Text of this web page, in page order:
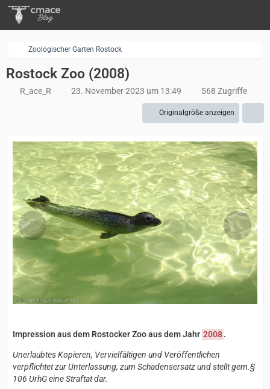
Zoologischer Garten Rostock
Rostock Zoo (2008)
R_ace_R 23. November 2023 um 13:49 568 Zugriffe
Originalgröße anzeigen
Impression aus dem Rostocker Zoo aus dem Jahr 2008.
Unerlaubtes Kopieren, Vervielfältigen und Veröffentlichen
verpflichtet zur Unterlassung, zum Schadensersatz und stellt gem.§
106 UrhG eine Straftat dar.